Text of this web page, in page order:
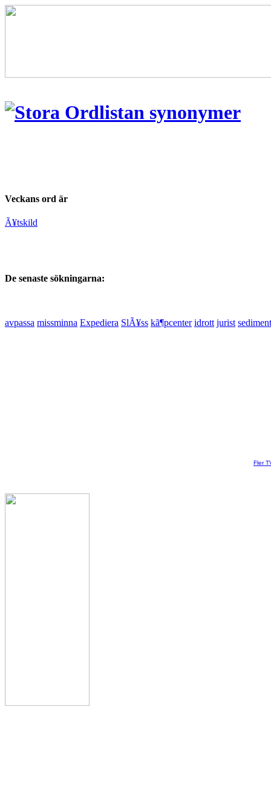
Veckans ord är
Ã¥tskild
De senaste sökningarna:
avpassa missminna Expediera SlÃ¥ss kã¶pcenter idrott jurist sediment
Fler